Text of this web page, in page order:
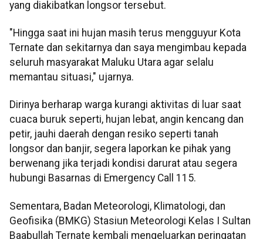
yang diakibatkan longsor tersebut.
"Hingga saat ini hujan masih terus mengguyur Kota
Ternate dan sekitarnya dan saya mengimbau kepada
seluruh masyarakat Maluku Utara agar selalu
memantau situasi," ujarnya.
Dirinya berharap warga kurangi aktivitas di luar saat
cuaca buruk seperti, hujan lebat, angin kencang dan
petir, jauhi daerah dengan resiko seperti tanah
longsor dan banjir, segera laporkan ke pihak yang
berwenang jika terjadi kondisi darurat atau segera
hubungi Basarnas di Emergency Call 115.
Sementara, Badan Meteorologi, Klimatologi, dan
Geofisika (BMKG) Stasiun Meteorologi Kelas I Sultan
Baabullah Ternate kembali mengeluarkan peringatan